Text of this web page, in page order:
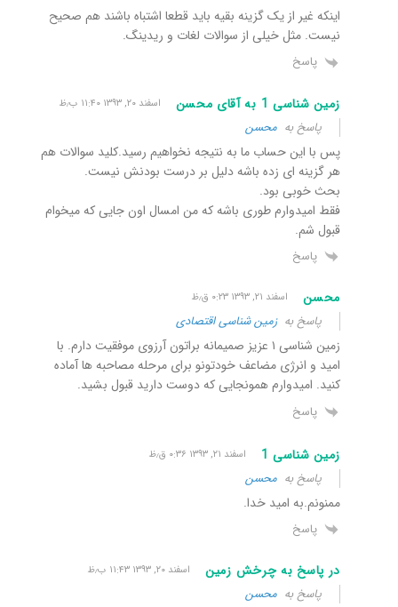
اینکه غیر از یک گزینه بقیه باید قطعا اشتباه باشند هم صحیح
نیست. مثل خیلی از سوالات لغات و ریدینگ.
پاسخ
زمین شناسی 1 به آقای محسن اسفند ۲۰, ۱۳۹۳ ۱۱:۴۰ ب٫ظ
پاسخ به محسن
پس با این حساب ما به نتیجه نخواهیم رسید.کلید سوالات هم
هر گزینه ای زده باشه دلیل بر درست بودنش نیست.
بحث خوبی بود.
فقط امیدوارم طوری باشه که من امسال اون جایی که میخوام
قبول شم.
پاسخ
محسن اسفند ۲۱, ۱۳۹۳ ۰:۲۳ ق٫ظ
پاسخ بهزمین شناسی اقتصادی
زمین شناسی ۱ عزیز صمیمانه براتون آرزوی موفقیت دارم. با
امید و انرژی مضاعف خودتونو برای مرحله مصاحبه ها آماده
کنید. امیدوارم همونجایی که دوست دارید قبول بشید.
پاسخ
زمین شناسی 1 اسفند ۲۱, ۱۳۹۳ ۰:۳۶ ق٫ظ
پاسخ به محسن
ممنونم.به امید خدا.
پاسخ
در پاسخ به چرخش زمین اسفند ۲۰, ۱۳۹۳ ۱۱:۴۳ ب٫ظ
پاسخ به محسن